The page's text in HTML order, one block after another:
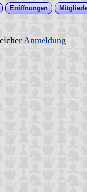
Eröffnungen
Anmeldung